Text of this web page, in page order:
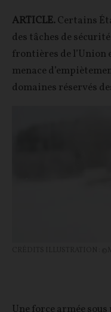
ARTICLE.Certains
des tâches de
frontières de l’Union
menace
domaines réservés